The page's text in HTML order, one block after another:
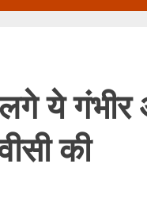
ये गंभीर
की